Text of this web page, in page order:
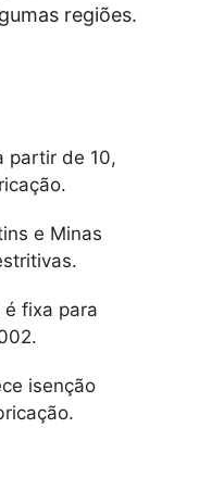
regiões.
partir de 10,
e Minas
é fixa para
isenção